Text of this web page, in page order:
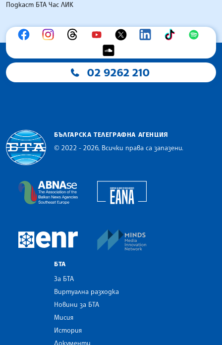
Подкаст БТА Час ЛИК
02 9262 210
БЪЛГАРСКА ТЕЛЕГРАФНА АГЕНЦИЯ
© 2022 - 2026, Всички права са запазени.
The Assocoation of the Balkan News Agencies
European Newsroom
БТА
За БТА
Виртуална разходка
Новини за БТА
Мисия
История
Документи